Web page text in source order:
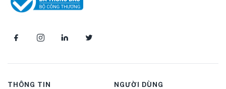
THÔNG TIN NGƯỜI DÙNG